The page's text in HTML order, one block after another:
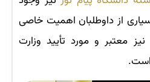
از داوطلبان اهمیت خاصی
معتبر و مورد تأیید وزارت
است.